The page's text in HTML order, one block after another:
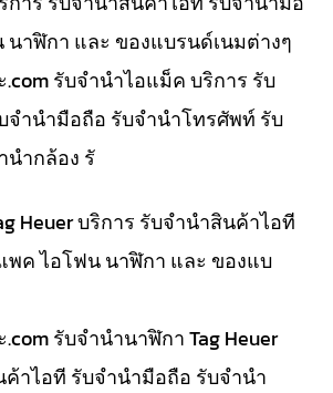
าฬิกา และ ของแบรนด์เนมต่างๆ
รับจำนำไอแม็ค บริการ รับ
จำนำมือถือ รับจำนำโทรศัพท์ รับ
นำกล้อง รั
Heuer บริการ รับจำนำสินค้าไอที
พค ไอโฟน นาฬิกา และ ของแบ
รับจำนำนาฬิกา Tag Heuer
าไอที รับจำนำมือถือ รับจำนำ